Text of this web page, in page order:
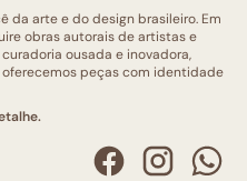
da arte e do design brasileiro. Em
obras autorais de artistas e
ousada e inovadora,
peças com identidade